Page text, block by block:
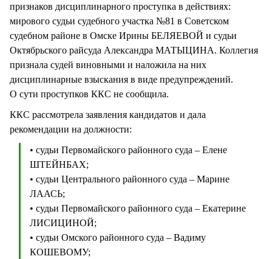
признаков дисциплинарного проступка в действиях:
мирового судьи судебного участка №81 в Советском
судебном районе в Омске Ирины БЕЛЯЕВОЙ и судьи
Октябрьского райсуда Александра МАТЫЦИНА. Коллегия
признала судей виновными и наложила на них
дисциплинарные взыскания в виде предупреждений.
О сути проступков ККС не сообщила.
ККС рассмотрела заявления кандидатов и дала
рекомендации на должности:
• судьи Первомайского районного суда – Елене
ШТЕЙНБАХ;
• судьи Центрального районного суда – Марине
ЛААСЬ;
• судьи Первомайского районного суда – Екатерине
ЛИСИЦИНОЙ;
• судьи Омского районного суда – Вадиму
КОШЕВОМУ;